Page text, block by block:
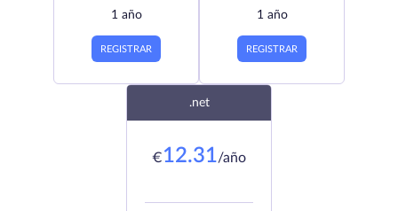
1 año
REGISTRAR
1 año
REGISTRAR
.net
€12.31/año